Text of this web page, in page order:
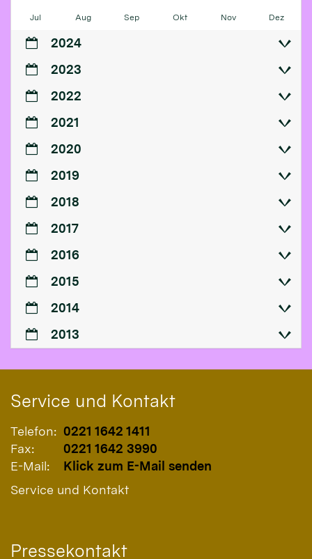
Jul Aug Sep Okt Nov Dez
2024
2023
2022
2021
2020
2019
2018
2017
2016
2015
2014
2013
Service und Kontakt
Telefon: 0221 1642 1411
Fax:
0221 1642 3990
E-Mail:
Klick zum E-Mail senden
Service und Kontakt
Pressekontakt